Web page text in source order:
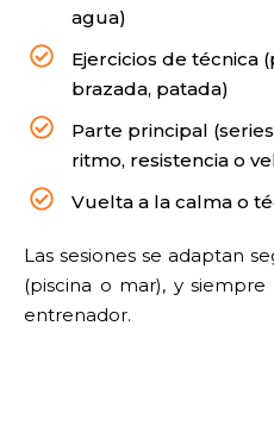
agua)
Ejercicios de técnica
brazada, patada)
Parte principal
ritmo, resistencia o
Vuelta a la calma o
Las sesiones se adaptan
(piscina o mar), y
entrenador.